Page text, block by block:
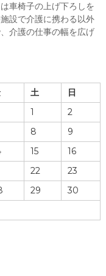
車椅子の上げ下ろしを
設で介護に携わる以外
介護の仕事の幅を広げ
土
日
1
2
8
9
15
16
22
23
29
30